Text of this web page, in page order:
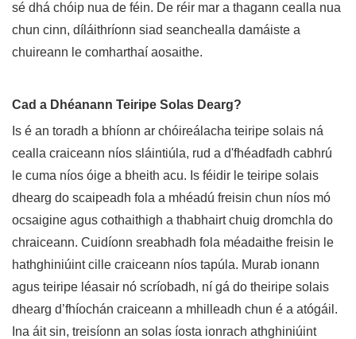
sé dhá chóip nua de féin. De réir mar a thagann cealla nua
chun cinn, díláithríonn siad seanchealla damáiste a
chuireann le comharthaí aosaithe.
Cad a Dhéanann Teiripe Solas Dearg?
Is é an toradh a bhíonn ar chóireálacha teiripe solais ná
cealla craiceann níos sláintiúla, rud a d'fhéadfadh cabhrú
le cuma níos óige a bheith acu. Is féidir le teiripe solais
dhearg do scaipeadh fola a mhéadú freisin chun níos mó
ocsaigine agus cothaithigh a thabhairt chuig dromchla do
chraiceann. Cuidíonn sreabhadh fola méadaithe freisin le
hathghiniúint cille craiceann níos tapúla. Murab ionann
agus teiripe léasair nó scríobadh, ní gá do theiripe solais
dhearg d’fhíochán craiceann a mhilleadh chun é a atógáil.
Ina áit sin, treisíonn an solas íosta ionrach athghiniúint